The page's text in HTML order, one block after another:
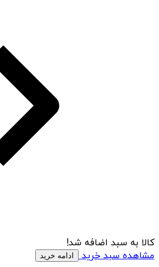
کالا به سبد اضافه شد!
مشاهده سبد خرید
ادامه خرید